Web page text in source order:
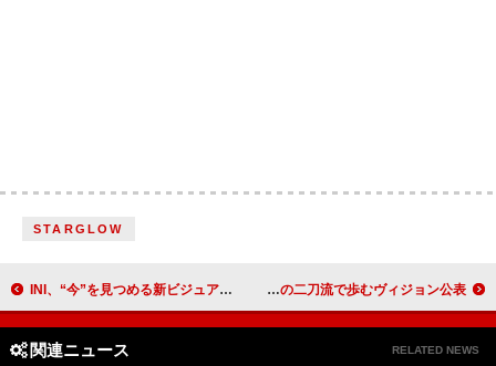
STARGLOW
INI、“今”を見つめる新ビジュアル＆ニューシングル『PULSE』ジャケット公開 松隈ケンタ×GBB（Girls be bad）「何年か経ったときにロッキン、サマソニ、武道館、東京ドーム──」猛者達と競演したフェスを経て、アイドルとバンドの二刀流で歩むヴィジョン公表
関連ニュース RELATED NEWS